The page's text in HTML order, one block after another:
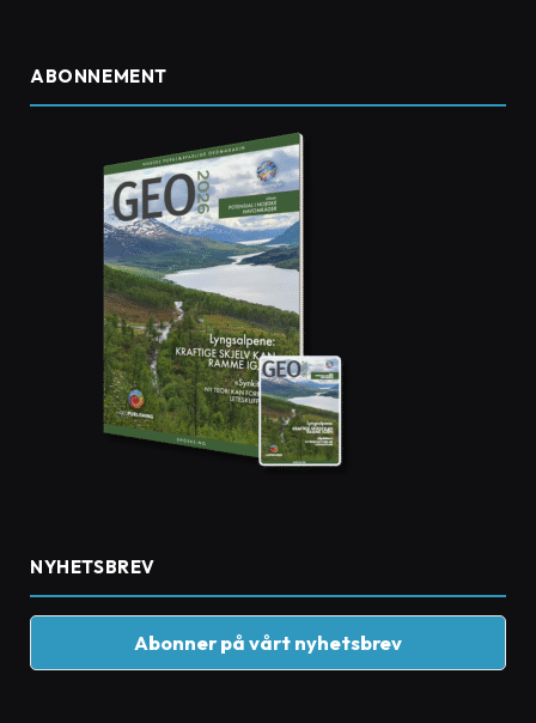
ABONNEMENT
NYHETSBREV
Abonner på vårt nyhetsbrev